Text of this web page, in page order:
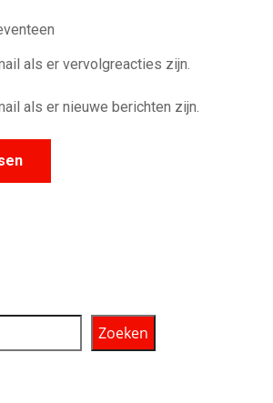
als er vervolgreacties zijn.
als er nieuwe berichten zijn.
Zoeken